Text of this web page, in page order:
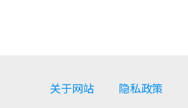
关于网站 隐私政策